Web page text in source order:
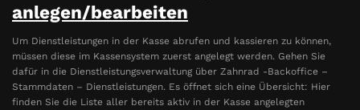
anlegen/bearbeiten
Um Dienstleistungen in der Kasse abrufen und kassieren zu können,
müssen diese im Kassensystem zuerst angelegt werden. Gehen Sie
dafür in die Dienstleistungsverwaltung über Zahnrad -Backoffice –
Stammdaten – Dienstleistungen. Es öffnet sich eine Übersicht: Hier
finden Sie die Liste aller bereits aktiv in der Kasse angelegten